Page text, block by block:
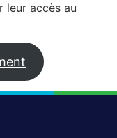
leur accès au